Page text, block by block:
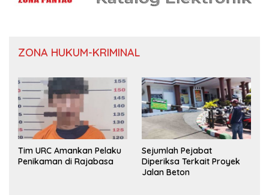
ZONA HUKUM-KRIMINAL
Tim URC Amankan Pelaku
Penikaman di Rajabasa
Sejumlah Pejabat
Diperiksa Terkait Proyek
Jalan Beton